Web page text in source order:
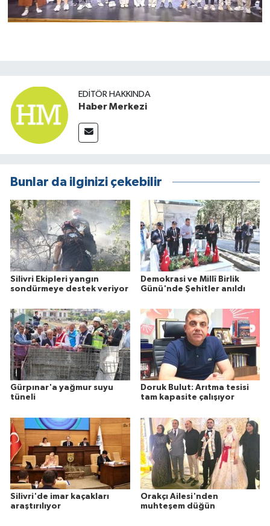
EDITÖR HAKKINDA
Haber Merkezi
Bunlar da ilginizi çekebilir
Silivri Ekipleri yangın
sondürmeye destek veriyor
Demokrasi ve Millî Birlik
Günü'nde Şehitler anıldı
Gürpınar'a yağmur suyu
tüneli
Doruk Bulut: Arıtma tesisi
tam kapasite çalışıyor
Silivri'de imar kaçakları
araştırılıyor
Orakçı Ailesi'nden
muhteşem düğün